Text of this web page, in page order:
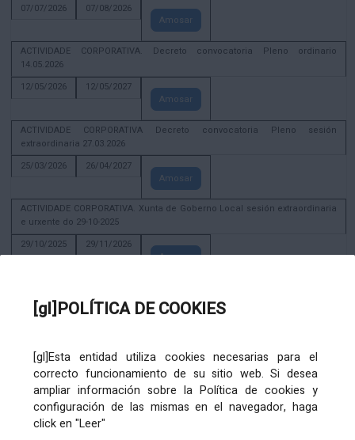
[gl]POLÍTICA DE COOKIES
[gl]Esta entidad utiliza cookies necesarias para el
correcto funcionamiento de su sitio web. Si desea
ampliar información sobre la Política de cookies y
configuración de las mismas en el navegador, haga
click en "Leer"
07/07/2026
07/08/2026
Amosar
ACTIVIDADE CORPORATIVA. Decreto convocatoria Pleno ordinario
14.05.2026
12/05/2026
12/05/2027
Amosar
ACTIVIDADE CORPORATIVA Decreto convocatoria Pleno sesión
extraordinaria 27.03.2026
25/03/2026
26/04/2027
Amosar
ACTIVIDADE CORPORATIVA. Xunta de Goberno Local sesión extraordinaria
e urxente do 29-10-2025
29/10/2025
29/11/2026
Amosar
constitutiva da Xunta de Goberno Local extraordinaria e urxente 21.6.2023
Xunta de Goberno Local extraordinaria e urxente 01.08.2022
02/08/2022
Amosar
ACTIVIDADE CORPORATIVA. Xunta de Goberno Local do 30 de decembro